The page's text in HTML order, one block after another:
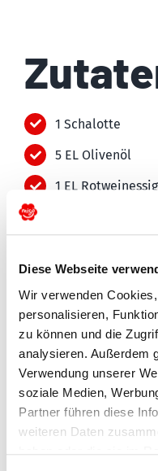
Diese Webseite
Wir verwenden
personalisieren,
zu können und die
analysieren. Außerdem
Verwendung unserer
soziale Medien,
Partner führen diese
weiteren Daten
1 Schalotte
5 EL Olivenöl
1 EL Rotweinessig
50 g Walnüsse
100 g Brie
Hand voll